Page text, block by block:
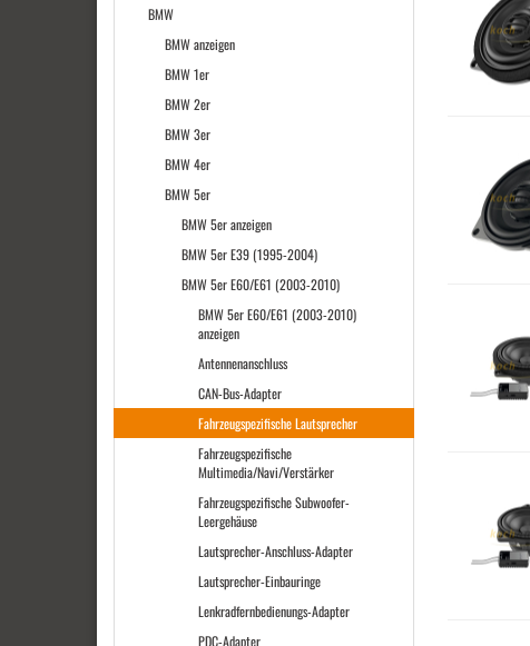
BMW
BMW anzeigen
BMW 1er
BMW 2er
BMW 3er
BMW 4er
BMW 5er
BMW 5er anzeigen
BMW 5er E39 (1995-2004)
BMW 5er E60/E61 (2003-2010)
BMW 5er E60/E61 (2003-2010)
anzeigen
Antennenanschluss
CAN-Bus-Adapter
Fahrzeugspezifische Lautsprecher
Fahrzeugspezifische
Multimedia/Navi/Verstärker
Fahrzeugspezifische Subwoofer-
Leergehäuse
Lautsprecher-Anschluss-Adapter
Lautsprecher-Einbauringe
Lenkradfernbedienungs-Adapter
PDC-Adapter